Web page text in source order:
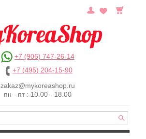
+7 (906) 747-26-14
+7 (495) 204-15-90
zakaz@mykoreashop.ru
пн - пт : 10.00 - 18.00